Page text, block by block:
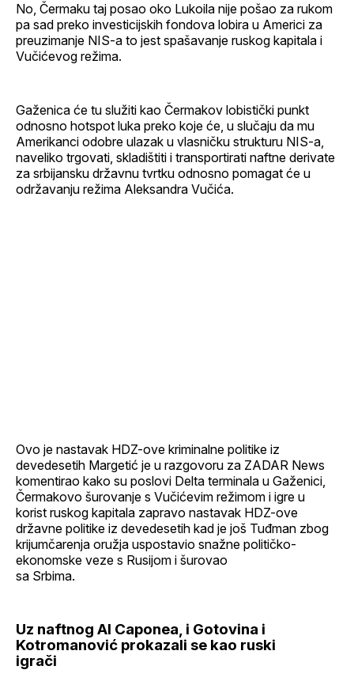
No, Čermaku taj posao oko Lukoila nije pošao za rukom
pa sad preko investicijskih fondova lobira u Americi za
preuzimanje NIS-a to jest spašavanje ruskog kapitala i
Vučićevog režima.
Gaženica će tu služiti kao Čermakov lobistički punkt
odnosno hotspot luka preko koje će, u slučaju da mu
Amerikanci odobre ulazak u vlasničku strukturu NIS-a,
naveliko trgovati, skladištiti i transportirati naftne derivate
za srbijansku državnu tvrtku odnosno pomagat će u
održavanju režima Aleksandra Vučića.
Ovo je nastavak HDZ-ove kriminalne politike iz
devedesetih Margetić je u razgovoru za ZADAR News
komentirao kako su poslovi Delta terminala u Gaženici,
Čermakovo šurovanje s Vučićevim režimom i igre u
korist ruskog kapitala zapravo nastavak HDZ-ove
državne politike iz devedesetih kad je još Tuđman zbog
krijumčarenja oružja uspostavio snažne političko-
ekonomske veze s Rusijom i šurovao
sa Srbima.
Uz naftnog Al Caponea, i Gotovina i
Kotromanović prokazali se kao ruski
igrači